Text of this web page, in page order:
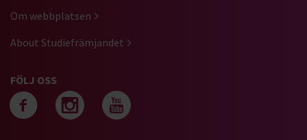
Om webbplatsen
About Studiefrämjandet
FÖLJ OSS
Följ oss på facebook
Följ oss på
Följ oss på